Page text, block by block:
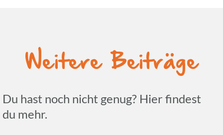
Weitere Beiträge
Du hast noch nicht genug? Hier findest
du mehr.